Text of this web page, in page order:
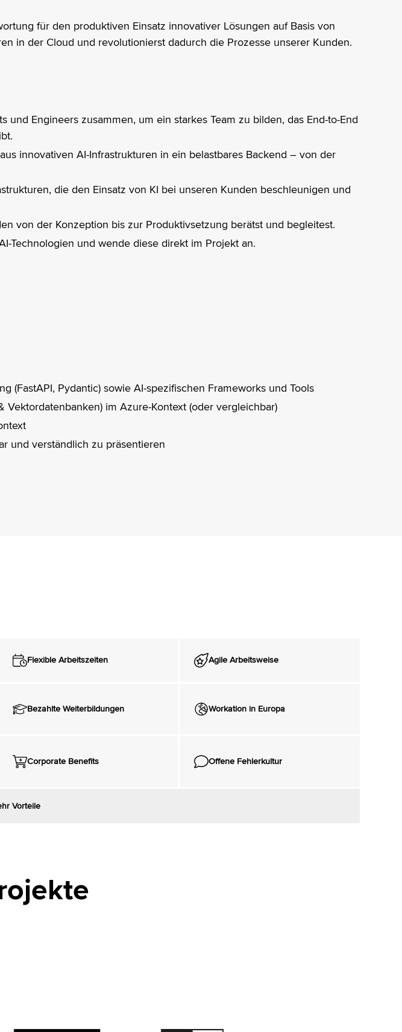
für den produktiven Einsatz innovativer Lösungen auf Basis von
in der Cloud und revolutionierst dadurch die Prozesse unserer Kunden.
und Engineers zusammen, um ein starkes Team zu bilden, das End-to-End
innovativen AI-Infrastrukturen in ein belastbares Backend – von der
die den Einsatz von KI bei unseren Kunden beschleunigen und
von der Konzeption bis zur Produktivsetzung berätst und begleitest.
Technologien und wende diese direkt im Projekt an.
(FastAPI, Pydantic) sowie AI-spezifischen Frameworks und Tools
Vektordatenbanken) im Azure-Kontext (oder vergleichbar)
und verständlich zu präsentieren
Flexible Arbeitszeiten Agile Arbeitsweise
Bezahlte Weiterbildungen Workation in Europa
Corporate Benefits Offene Fehlerkultur
Vorteile